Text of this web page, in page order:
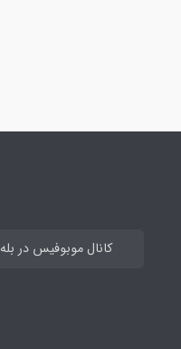
کانال موبوفیس در بله